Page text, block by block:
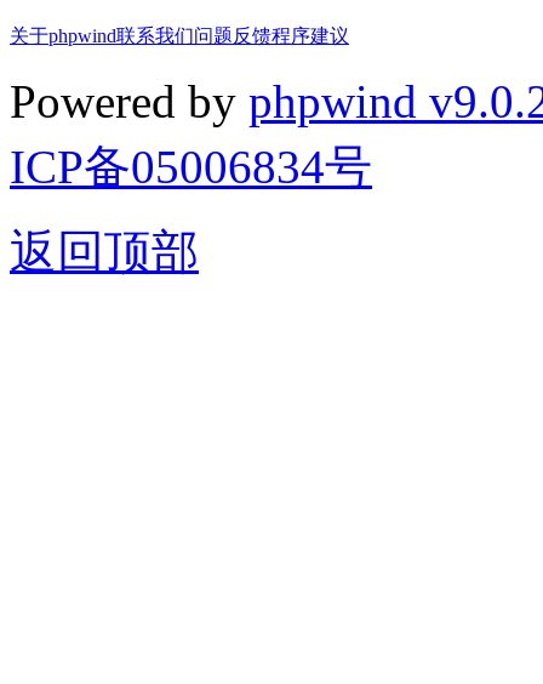
关于phpwind联系我们问题反馈程序建议
Powered by phpwind
ICP备05006834号
返回顶部